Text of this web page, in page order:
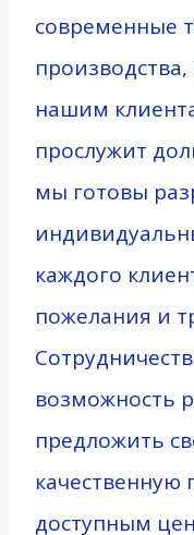
современные
нашим
прослужит
мы готовы
каждого
пожелания и
возможность
предложить
доступным